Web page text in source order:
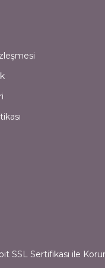
SSL Sertifikası ile